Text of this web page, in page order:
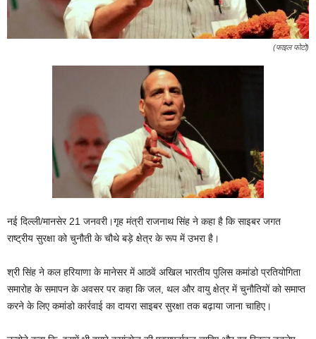
(फाइल फोटो)
नई दिल्ली/मानसेर 21 जनवरी।गृह मंत्री राजनाथ सिंह ने कहा है कि साइबर जगत
राष्ट्रीय सुरक्षा को चुनौती के चौथे बड़े क्षेत्र के रूप में उभरा है।
श्री सिंह ने कल हरियाणा के मानेसर में आठवें अखिल भारतीय पुलिस कमांडो प्रतियोगिता
समारोह के समापन के अवसर पर कहा कि जल, थल और वायु क्षेत्र में चुनौतियों को समाप्त
करने के लिए कमांडो कार्रवाई का दायरा साइबर सुरक्षा तक बढ़ाया जाना चाहिए।